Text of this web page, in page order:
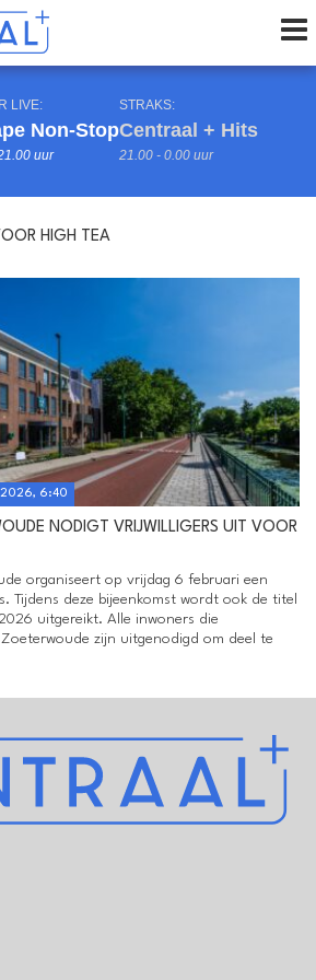
LIVE:
Non-Stop
uur
STRAKS:
Centraal + Hits
21.00 - 0.00 uur
Volgend uur
HIGH TEA
6:40
NODIGT VRIJWILLIGERS UIT VOOR
organiseert op vrijdag 6 februari een
Tijdens deze bijeenkomst wordt ook de titel
uitgereikt. Alle inwoners die
zijn uitgenodigd om deel te